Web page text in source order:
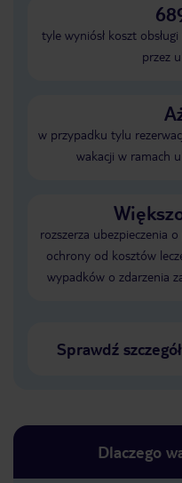
tyle wyniósł koszt
przez
w przypadku tylu
wakacji w ramach
rozszerza ubezpieczenia
ochrony od kosztów
wypadków o zdarzenia
Sprawdź
Dlaczego